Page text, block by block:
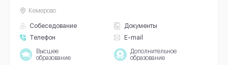
Собеседование
Документы
Телефон
E-mail
Кемерово
Высшее
образование
Дополнительное
образование